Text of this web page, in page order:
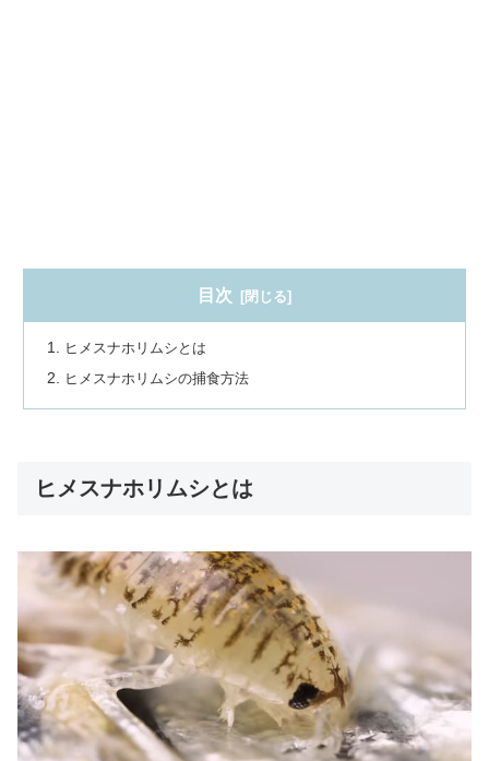
目次
ヒメスナホリムシとは
ヒメスナホリムシの捕食方法
ヒメスナホリムシとは